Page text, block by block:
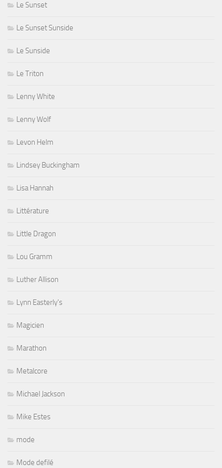
Le Sunset
Le Sunset Sunside
Le Sunside
Le Triton
Lenny White
Lenny Wolf
Levon Helm
Lindsey Buckingham
Lisa Hannah
Littérature
Little Dragon
Lou Gramm
Luther Allison
Lynn Easterly's
Magicien
Marathon
Metalcore
Michael Jackson
Mike Estes
mode
Mode defilé